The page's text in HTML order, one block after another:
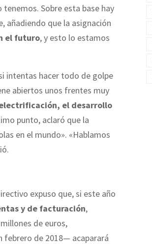
Sobre esta base hay
añadiendo que la asignación
el futuro, y esto lo estamos
intentas hacer todo de golpe
abiertos unos frentes muy
el desarrollo
punto, aclaró que la
en el mundo». «Hablamos
expuso que, si este año
y de facturación,
de euros,
febrero de 2018— acaparará